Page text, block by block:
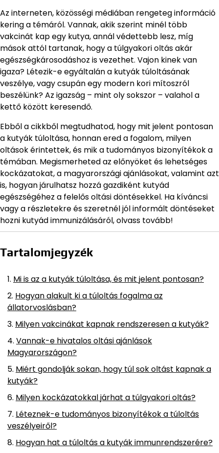
Az interneten, közösségi médiában rengeteg információ
kering a témáról. Vannak, akik szerint minél több
vakcinát kap egy kutya, annál védettebb lesz, míg
mások attól tartanak, hogy a túlgyakori oltás akár
egészségkárosodáshoz is vezethet. Vajon kinek van
igaza? Létezik-e egyáltalán a kutyák túloltásának
veszélye, vagy csupán egy modern kori mítoszról
beszélünk? Az igazság – mint oly sokszor – valahol a
kettő között keresendő.
Ebből a cikkből megtudhatod, hogy mit jelent pontosan
a kutyák túloltása, honnan ered a fogalom, milyen
oltások érintettek, és mik a tudományos bizonyítékok a
témában. Megismerheted az előnyöket és lehetséges
kockázatokat, a magyarországi ajánlásokat, valamint azt
is, hogyan járulhatsz hozzá gazdiként kutyád
egészségéhez a felelős oltási döntésekkel. Ha kíváncsi
vagy a részletekre és szeretnél jól informált döntéseket
hozni kutyád immunizálásáról, olvass tovább!
Tartalomjegyzék
Mi is az a kutyák túloltása, és mit jelent pontosan?
Hogyan alakult ki a túloltás fogalma az
állatorvoslásban?
Milyen vakcinákat kapnak rendszeresen a kutyák?
Vannak-e hivatalos oltási ajánlások
Magyarországon?
Miért gondolják sokan, hogy túl sok oltást kapnak a
kutyák?
Milyen kockázatokkal járhat a túlgyakori oltás?
Léteznek-e tudományos bizonyítékok a túloltás
veszélyeiről?
Hogyan hat a túloltás a kutyák immunrendszerére?